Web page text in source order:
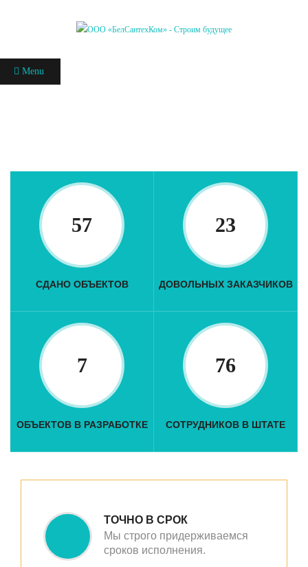
Menu
57
СДАНО ОБЪЕКТОВ
23
ДОВОЛЬНЫХ ЗАКАЗЧИКОВ
7
ОБЪЕКТОВ В РАЗРАБОТКЕ
76
СОТРУДНИКОВ В ШТАТЕ
ТОЧНО В СРОК
Мы строго придерживаемся
сроков исполнения.